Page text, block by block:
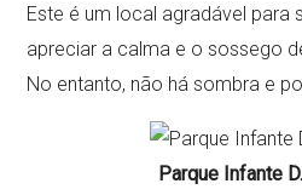
Este é um local agradável para
apreciar a calma e o sossego
No entanto, não há sombra e
Parque Infante